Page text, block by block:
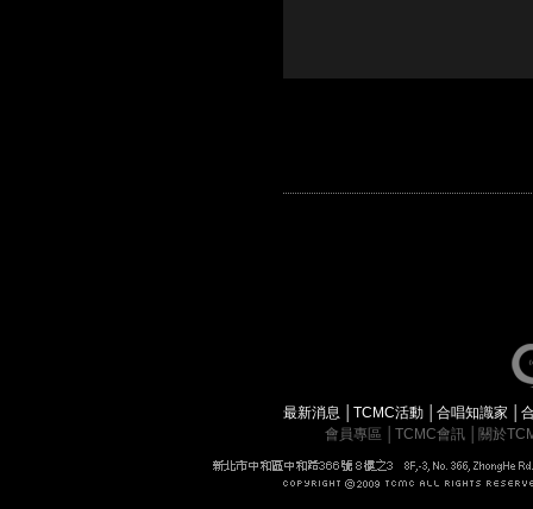
最新消息 │TCMC活動 │合唱知識家 │
會員專區
TCMC會訊 關於